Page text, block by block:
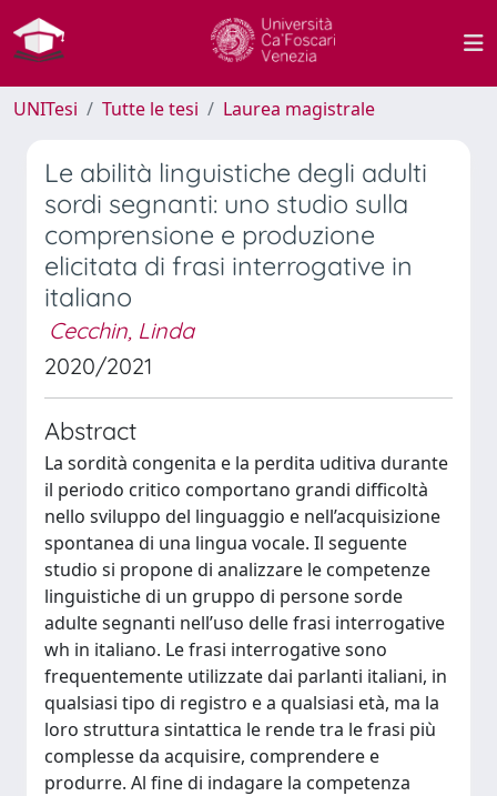
UNITesi Tutte le tesi Laurea magistrale
Le abilità linguistiche degli adulti
sordi segnanti: uno studio sulla
comprensione e produzione
elicitata di frasi interrogative in
italiano
Cecchin, Linda
2020/2021
Abstract
La sordità congenita e la perdita uditiva durante
il periodo critico comportano grandi difficoltà
nello sviluppo del linguaggio e nell’acquisizione
spontanea di una lingua vocale. Il seguente
studio si propone di analizzare le competenze
linguistiche di un gruppo di persone sorde
adulte segnanti nell’uso delle frasi interrogative
wh in italiano. Le frasi interrogative sono
frequentemente utilizzate dai parlanti italiani, in
qualsiasi tipo di registro e a qualsiasi età, ma la
loro struttura sintattica le rende tra le frasi più
complesse da acquisire, comprendere e
produrre. Al fine di indagare la competenza